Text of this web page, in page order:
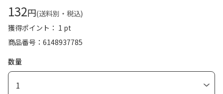
132円(送料別・税込)
獲得ポイント： 1 pt
商品番号
6148937785
数量
1